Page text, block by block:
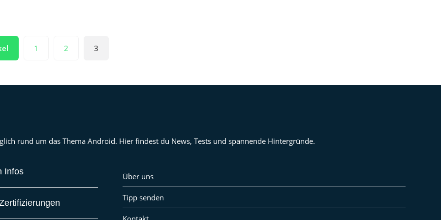
1 2 3
rund um das Thema Android. Hier findest du News, Tests und spannende Hintergründe.
Infos Über uns
Tipp senden